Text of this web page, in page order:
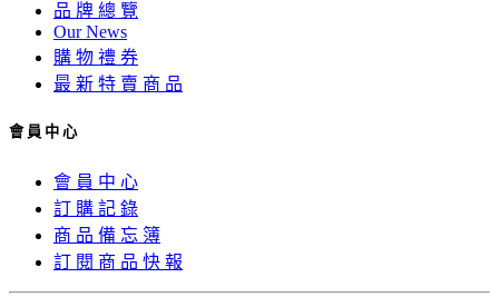
品 牌 總 覽
Our News
購 物 禮 券
最 新 特 賣 商 品
會 員 中 心
會 員 中 心
訂 購 記 錄
商 品 備 忘 簿
訂 閱 商 品 快 報